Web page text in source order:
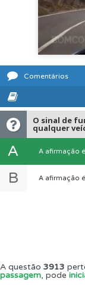
Comentários
O sinal de
qualquer
A A afirmação
B A afirmação
A questão 3913
passagem, pode